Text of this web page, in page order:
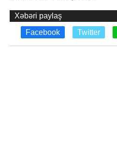
Xəbəri paylaş
Facebook
Twitter